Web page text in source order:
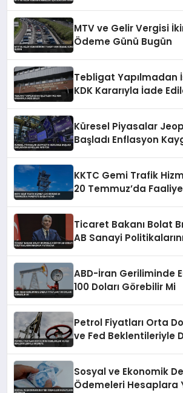
MTV ve Gelir Vergisi
Ödeme Günü Bugün
Tebligat Yapılmadan
KDK Kararıyla İade
Küresel Piyasalar
Başladı Enflasyon
KKTC Gemi Trafik
20 Temmuz’da
Ticaret Bakanı Bolat
AB Sanayi
ABD-İran Geriliminde
100 Doları Görebilir Mi
Petrol Fiyatları Orta
ve Fed Beklentileriyle
Sosyal ve Ekonomik
Ödemeleri Hesaplara